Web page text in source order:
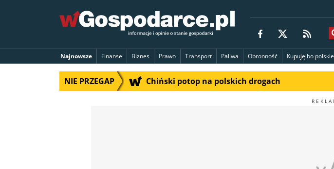
Najnowsze Finanse Biznes Prawo Transport Paliwa Obronność Kupuję bo polskie
NIE PRZEGAP Chiński potop na polskich drogach